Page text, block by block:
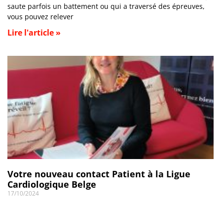
saute parfois un battement ou qui a traversé des épreuves,
vous pouvez relever
Lire l'article »
Votre nouveau contact Patient à la Ligue
Cardiologique Belge
17/10/2024